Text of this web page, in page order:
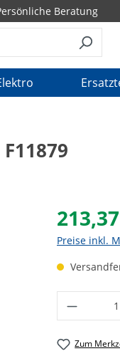
Beratung
Preise inkl.
Zum